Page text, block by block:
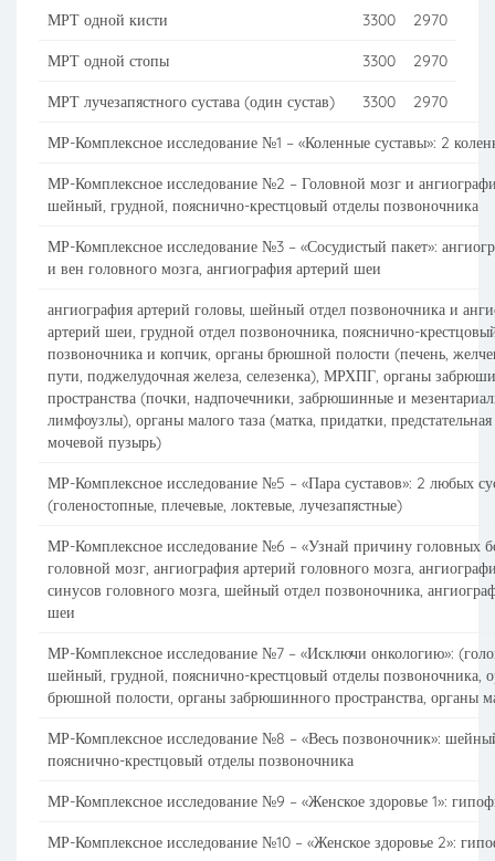
МРТ одной кисти 3300 2970
МРТ одной стопы 3300 2970
МРТ лучезапястного сустава (один сустав) 3300 2970
МР-Комплексное исследование №1 – «Коленные суставы»: 2
МР-Комплексное исследование №2 – Головной мозг и
шейный, грудной, пояснично-крестцовый отделы позвоночника
МР-Комплексное исследование №3 – «Сосудистый пакет»:
и вен головного мозга, ангиография артерий шеи
ангиография артерий головы, шейный отдел позвоночника и
артерий шеи, грудной отдел позвоночника, пояснично-
позвоночника и копчик, органы брюшной полости (печень,
пути, поджелудочная железа, селезенка), МРХПГ, органы
пространства (почки, надпочечники, забрюшинные и
лимфоузлы), органы малого таза (матка, придатки,
мочевой пузырь)
МР-Комплексное исследование №5 – «Пара суставов»: 2 любых
(голеностопные, плечевые, локтевые, лучезапястные)
МР-Комплексное исследование №6 – «Узнай причину головных
головной мозг, ангиография артерий головного мозга,
синусов головного мозга, шейный отдел позвоночника,
шеи
МР-Комплексное исследование №7 – «Исключи онкологию»:
шейный, грудной, пояснично-крестцовый отделы позвоночника,
брюшной полости, органы забрюшинного пространства, органы
МР-Комплексное исследование №8 – «Весь позвоночник»:
пояснично-крестцовый отделы позвоночника
МР-Комплексное исследование №9 – «Женское здоровье 1»:
МР-Комплексное исследование №10 – «Женское здоровье 2»: